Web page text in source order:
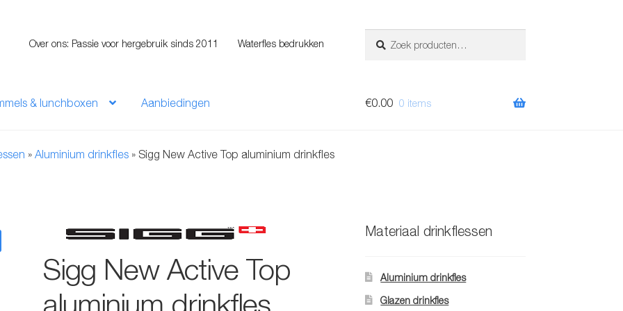
Over ons: Passie voor hergebruik sinds 2011 Waterfles bedrukken
naar:
& lunchboxen Aanbiedingen €0.00 0 items
»Aluminium drinkfles » Sigg New Active Top aluminium drinkfles
Sigg New Active Top
aluminium drinkfles
Materiaal drinkflessen
Aluminium drinkfles
Glazen drinkfles